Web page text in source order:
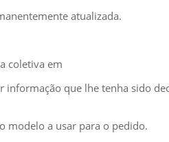
atualizada.
coletiva em
informação que lhe tenha sido
modelo a usar para o pedido.